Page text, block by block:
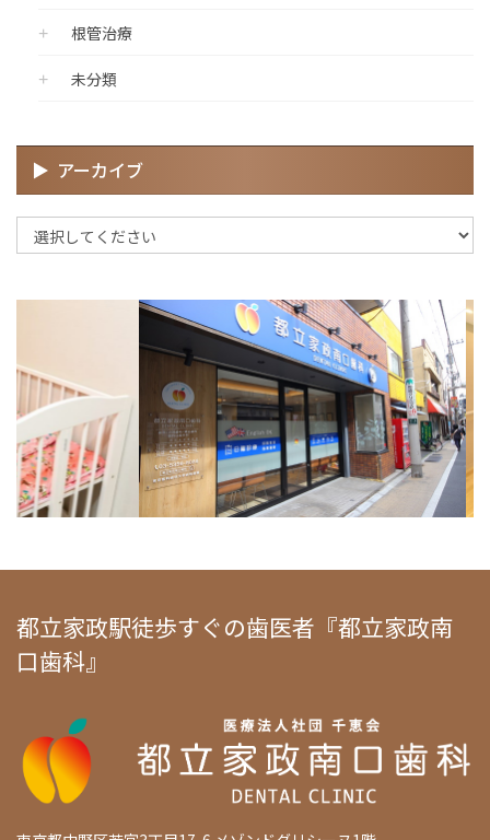
根管治療
未分類
アーカイブ
都立家政駅徒歩すぐの歯医者『都立家政南
口歯科』